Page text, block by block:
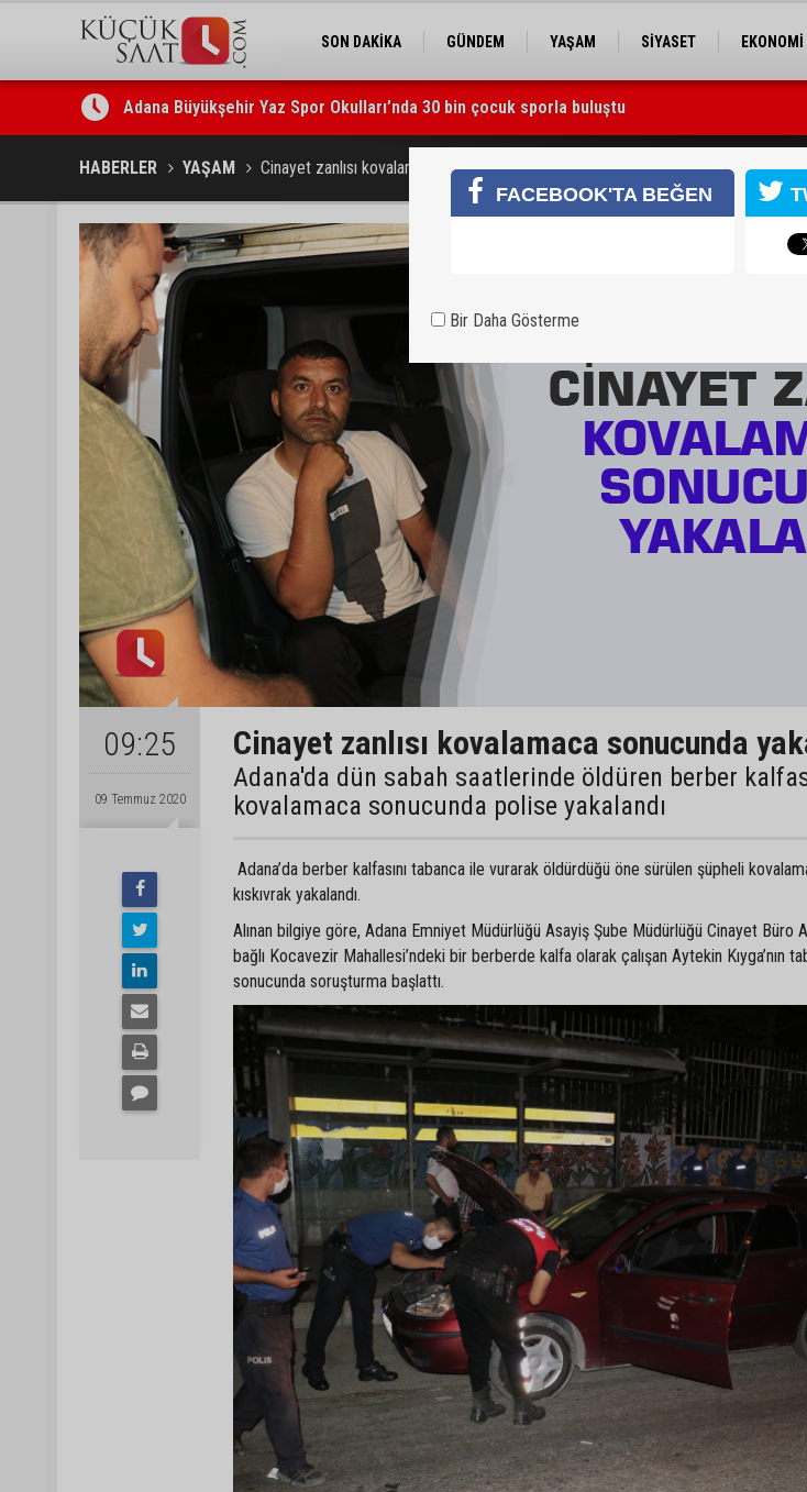
SON DAKİKA GÜNDEM YAŞAM SİYASET EKONOMİ
Adana Büyükşehir Yaz Spor Okulları’nda 30 bin çocuk sporla buluştu
Beşiktaş dosyasında iki tahliye: Özcan Zenger ve Utku Caner Çaykara serbest bırakıldı
HABERLER YAŞAM Cinayet zanlısı kovalamaca sonucunda yakalandı
09:25
09 Temmuz 2020
Cinayet zanlısı kovalamaca sonucunda
Adana'da dün sabah saatlerinde öldüren berber
kovalamaca sonucunda polise yakalandı
Adana’da berber kalfasını tabanca ile vurarak öldürdüğü öne sürülen şüpheli
kıskıvrak yakalandı.
Alınan bilgiye göre, Adana Emniyet Müdürlüğü Asayiş Şube Müdürlüğü Cinayet Büro
bağlı Kocavezir Mahallesi’ndeki bir berberde kalfa olarak çalışan Aytekin Kıyga’nın
sonucunda soruşturma başlattı.
FACEBOOK'TA BEĞEN
Bir Daha Gösterme